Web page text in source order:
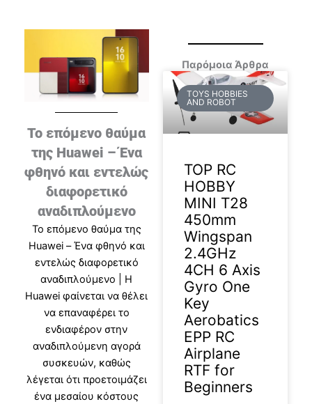
Το επόμενο θαύμα
της Huawei – Ένα
φθηνό και εντελώς
διαφορετικό
αναδιπλούμενο
Το επόμενο θαύμα της
Huawei – Ένα φθηνό και
εντελώς διαφορετικό
αναδιπλούμενο | Η
Huawei φαίνεται να θέλει
να επαναφέρει το
ενδιαφέρον στην
αναδιπλούμενη αγορά
συσκευών, καθώς
λέγεται ότι προετοιμάζει
ένα μεσαίου κόστους
Παρόμοια Άρθρα
TOYS HOBBIES
AND ROBOT
TOP RC
HOBBY
MINI T28
450mm
Wingspan
2.4GHz
4CH 6 Axis
Gyro One
Key
Aerobatics
EPP RC
Airplane
RTF for
Beginners